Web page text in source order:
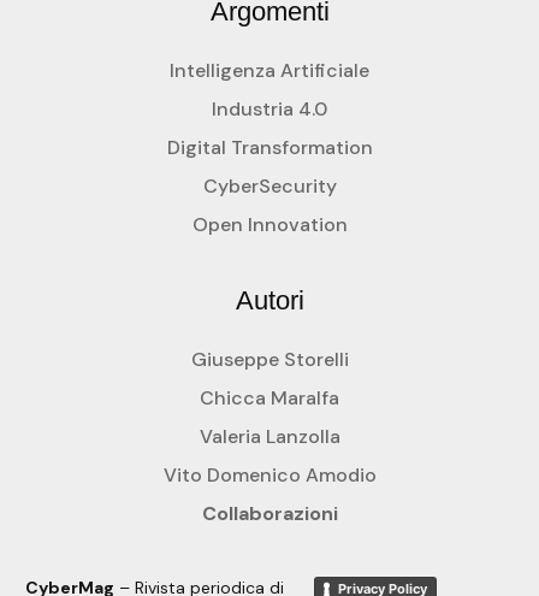
Argomenti
Intelligenza Artificiale
Industria 4.0
Digital Transformation
CyberSecurity
Open Innovation
Autori
Giuseppe Storelli
Chicca Maralfa
Valeria Lanzolla
Vito Domenico Amodio
Collaborazioni
CyberMag – Rivista periodica di Privacy Policy